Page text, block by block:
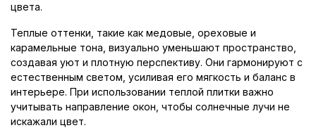
цвета.
Теплые оттенки, такие как медовые, ореховые и
карамельные тона, визуально уменьшают пространство,
создавая уют и плотную перспективу. Они гармонируют с
естественным светом, усиливая его мягкость и баланс в
интерьере. При использовании теплой плитки важно
учитывать направление окон, чтобы солнечные лучи не
искажали цвет.